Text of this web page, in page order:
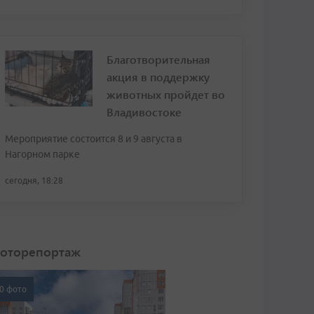
Благотворительная
акция в поддержку
животных пройдет во
Владивостоке
Мероприятие состоится 8 и 9 августа в
Нагорном парке
сегодня, 18:28
фото